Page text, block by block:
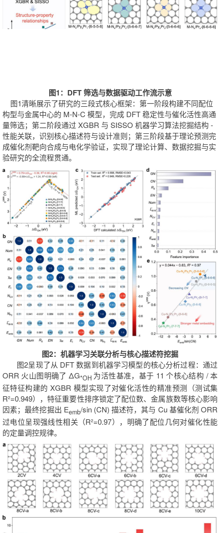
图1：DFT 筛选与数据驱动工作流示意
图1清晰展示了研究的三段式核心框架：第一阶段构建不同配位
构型与金属中心的 M-N-C 模型，完成 DFT 稳定性与催化活性高通
量筛选；第二阶段通过 XGBR 与 SISSO 机器学习算法挖掘结构 -
性能关联，识别核心描述符与设计准则；第三阶段基于理论预测完
成催化剂靶向合成与电化学验证，实现了理论计算、数据挖掘与实
验研究的全流程贯通。
图2：机器学习关联分析与核心描述符挖掘
图2呈现了从 DFT 数据到机器学习模型的核心分析过程：通过
ORR 火山图明确了 ΔG*OH 为活性基准，基于 11 个核心结构 / 本
征特征构建的 XGBR 模型实现了对催化活性的精准预测（测试集
R²=0.949），特征重要性排序锁定了配位数、金属族数等核心影响
因素；最终挖掘出 Eemb/sin (CN) 描述符，其与 Cu 基催化剂 ORR
过电位呈现强线性相关（R²=0.97），明确了配位几何对催化性能
的定量调控规律。